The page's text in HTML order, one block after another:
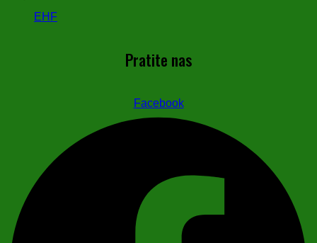
EHF
Pratite nas
Facebook